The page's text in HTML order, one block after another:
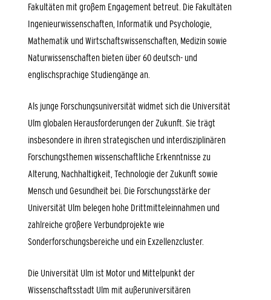
Fakultäten mit großem Engagement betreut. Die Fakultäten
Ingenieurwissenschaften, Informatik und Psychologie
Mathematik und Wirtschaftswissenschaften Medizinsowie
Naturwissenschaften bieten über 60 deutsch- und
englischsprachige Studiengänge an.
Als junge Forschungsuniversität widmet sich die Universität
Ulm globalen Herausforderungen der Zukunft. Sie trägt
insbesondere in ihren strategischen und interdisziplinären
Forschungsthemen wissenschaftliche Erkenntnisse zu
Alterung, Nachhaltigkeit, Technologie der Zukunft sowie
Mensch und Gesundheit bei. Die Forschungsstärke der
Universität Ulm belegen hohe Drittmitteleinnahmen und
zahlreiche größere Verbundprojekte wie
Sonderforschungsbereiche und ein Exzellenzcluster.
Die Universität Ulm ist Motor und Mittelpunkt der
Wissenschaftsstadt Ulm mit außeruniversitären